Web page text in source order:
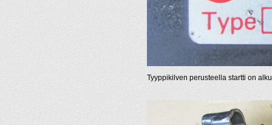
Tyyppikilven perusteella startti on